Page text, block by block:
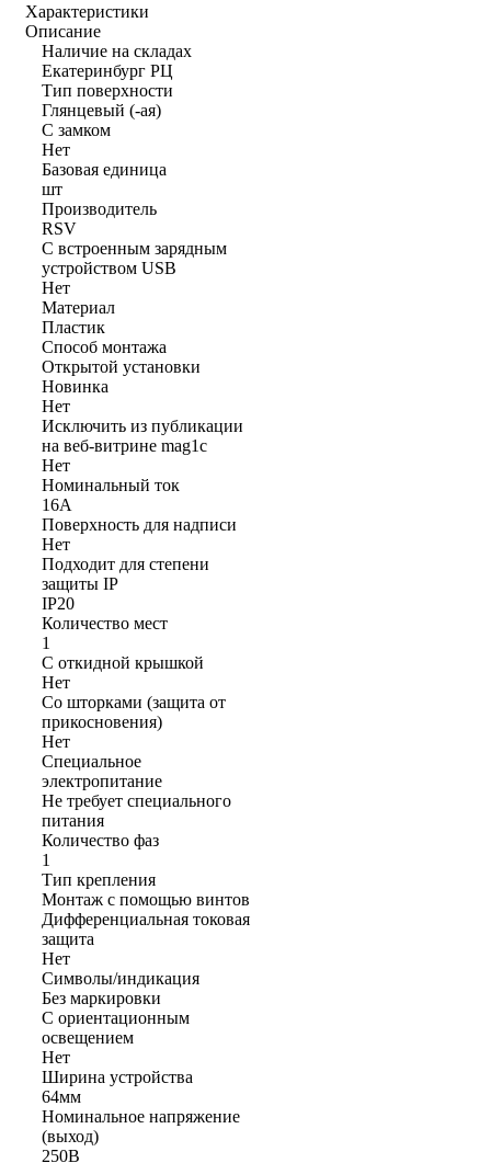
Характеристики
Описание
Наличие на складах
Екатеринбург РЦ
Тип поверхности
Глянцевый (-ая)
С замком
Нет
Базовая единица
шт
Производитель
RSV
С встроенным зарядным
устройством USB
Нет
Материал
Пластик
Способ монтажа
Открытой установки
Новинка
Нет
Исключить из публикации
на веб-витрине mag1c
Нет
Номинальный ток
16А
Поверхность для надписи
Нет
Подходит для степени
защиты IP
IP20
Количество мест
1
С откидной крышкой
Нет
Со шторками (защита от
прикосновения)
Нет
Cпециальное
электропитание
Не требует специального
питания
Количество фаз
1
Тип крепления
Монтаж с помощью винтов
Дифференциальная токовая
защита
Нет
Символы/индикация
Без маркировки
С ориентационным
освещением
Нет
Ширина устройства
64мм
Номинальное напряжение
(выход)
250В